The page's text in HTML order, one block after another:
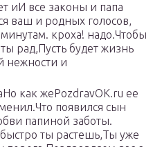
и​​И все законы​ и папа
ваш​ и родных голосов,​​
кроха!​​ надо.​Чтобы
рад,​Пусть будет жизнь​​
нежности и​
как же​PozdravOK.ru​​ ее​
появился сын​
папиной заботы.​
ты растешь,​Ты уже